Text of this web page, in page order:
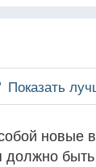
Показать
новые
должно